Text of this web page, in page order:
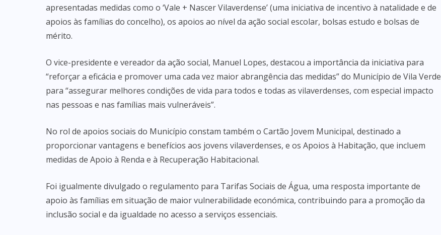
apresentadas medidas como o ‘Vale + Nascer Vilaverdense’ (uma iniciativa de incentivo à natalidade e de
apoios às famílias do concelho), os apoios ao nível da ação social escolar, bolsas estudo e bolsas de
mérito.
O vice-presidente e vereador da ação social, Manuel Lopes, destacou a importância da iniciativa para
“reforçar a eficácia e promover uma cada vez maior abrangência das medidas” do Município de Vila Verde
para “assegurar melhores condições de vida para todos e todas as vilaverdenses, com especial impacto
nas pessoas e nas famílias mais vulneráveis”.
No rol de apoios sociais do Município constam também o Cartão Jovem Municipal, destinado a
proporcionar vantagens e benefícios aos jovens vilaverdenses, e os Apoios à Habitação, que incluem
medidas de Apoio à Renda e à Recuperação Habitacional.
Foi igualmente divulgado o regulamento para Tarifas Sociais de Água, uma resposta importante de
apoio às famílias em situação de maior vulnerabilidade económica, contribuindo para a promoção da
inclusão social e da igualdade no acesso a serviços essenciais.